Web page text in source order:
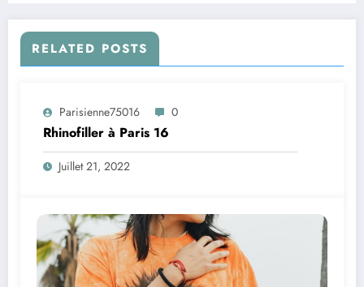
RELATED POSTS
Parisienne75016 0
Rhinofiller à Paris 16
Juillet 21, 2022